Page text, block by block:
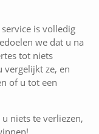
is volledig
we dat u na
tot niets
vergelijkt ze, en
of u tot een
niets te verliezen,